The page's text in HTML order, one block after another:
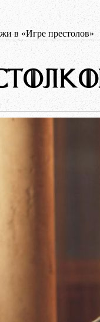
в «Игре престолов»